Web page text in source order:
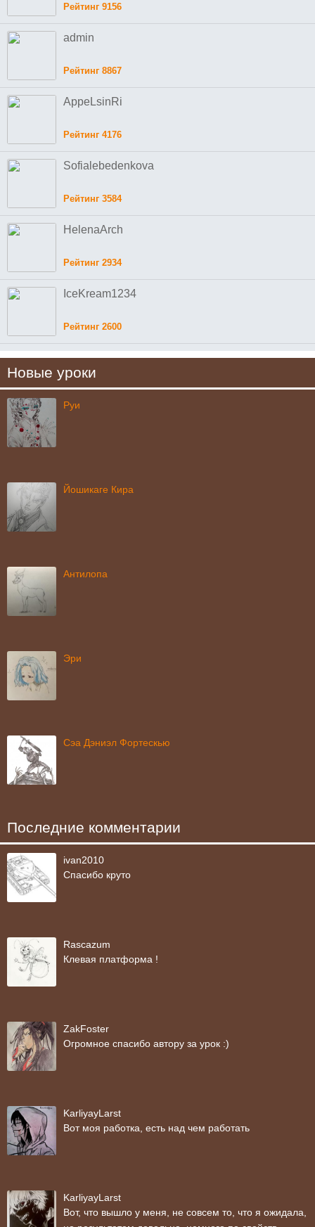
Рейтинг 9156
admin
Рейтинг 8867
AppeLsinRi
Рейтинг 4176
Sofialebedenkova
Рейтинг 3584
HelenaArch
Рейтинг 2934
IceKream1234
Рейтинг 2600
Новые уроки
Руи
Йошикаге Кира
Антилопа
Эри
Сэа Дэниэл Фортескью
Последние комментарии
ivan2010
Спасибо круто
Rascazum
Клевая платформа !
ZakFoster
Огромное спасибо автору за урок :)
KarliyayLarst
Вот моя работка, есть над чем работать
KarliyayLarst
Вот, что вышло у меня, не совсем то, что я ожидала,